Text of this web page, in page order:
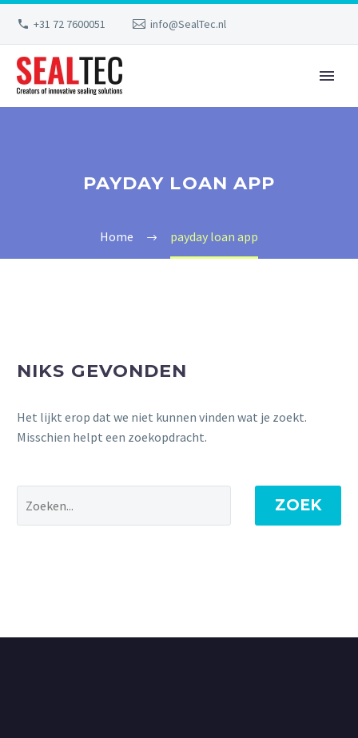
+31 72 7600051 info@SealTec.nl
PAYDAY LOAN APP
Home payday loan app
NIKS GEVONDEN
Het lijkt erop dat we niet kunnen vinden wat je zoekt.
Misschien helpt een zoekopdracht.
ZOEK